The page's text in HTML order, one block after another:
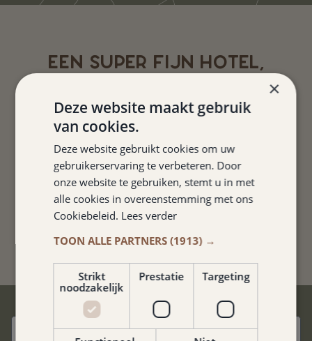
EEN SUPER FIJN HOTEL,
MOTORRIJDERS ONDER ONS.
BESCHIKKEN OVER EEN
DROOGKAMER EN
AFGESLOTEN MOTORPARKING.
DE KAMER IS ECHT SUPER,
HEERLIJKE BEDDEN.
BESTE PRIJSGARANTIE
×
Deze website maakt gebruik
van cookies.
Deze website gebruikt cookies om uw
gebruikerservaring te verbeteren. Door
onze website te gebruiken, stemt u in met
alle cookies in overeenstemming met ons
Cookiebeleid. Lees verder
TOON ALLE PARTNERS (1913) →
Strikt
noodzakelijk
Prestatie Targeting